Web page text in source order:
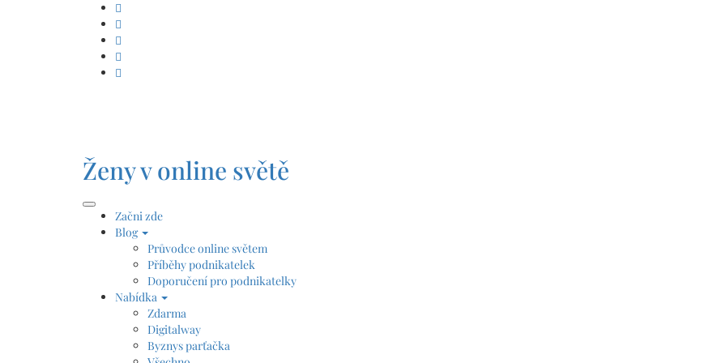
Ženy v online světě
Začni zde
Blog
Průvodce online světem
Příběhy podnikatelek
Doporučení pro podnikatelky
Nabídka
Zdarma
Digitalway
Byznys parťačka